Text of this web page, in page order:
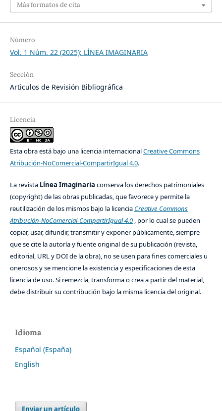
Más formatos de cita
Número
Vol. 1 Núm. 22 (2025): LÍNEA IMAGINARIA
Sección
Articulos de Revisión Bibliográfica
Licencia
Esta obra está bajo una licencia internacionalCreative Commons
Atribución-NoComercial-CompartirIgual 4.0.
La revista Línea Imaginaria conserva los derechos patrimoniales
(copyright) de las obras publicadas, que favorece y permite la
reutilización de los mismos bajo la licencia Creative Commons
Atribución-NoComercial-CompartirIgual 4.0, por lo cual se pueden
copiar, usar, difundir, transmitir y exponer públicamente, siempre
que se cite la autoría y fuente original de su publicación (revista,
editorial, URL y DOI de la obra), no se usen para fines comerciales u
onerosos y se mencione la existencia y especificaciones de esta
licencia de uso. Si remezcla, transforma o crea a partir del material,
debe distribuir su contribución bajo la misma licencia del original.
Idioma
Español (España)
English
Enviar un artículo